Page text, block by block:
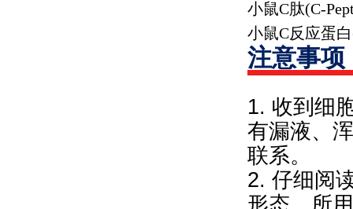
小鼠C肽(C-
小鼠C反应蛋白
注意事项
1. 收到细
有漏液、
联系。
2. 仔细阅
形态、所